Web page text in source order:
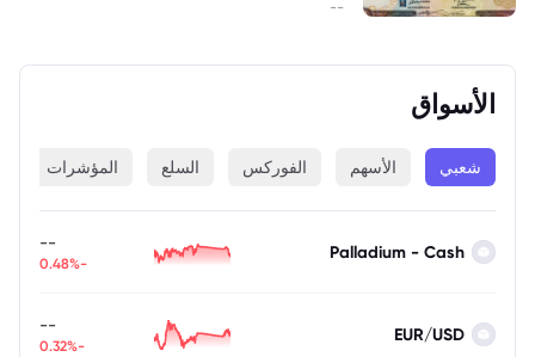
--
الأسواق
شعبي الأسهم الفوركس السلع المؤشرات
Palladium - Cash
--
-0.48%
EUR/USD
--
-0.32%